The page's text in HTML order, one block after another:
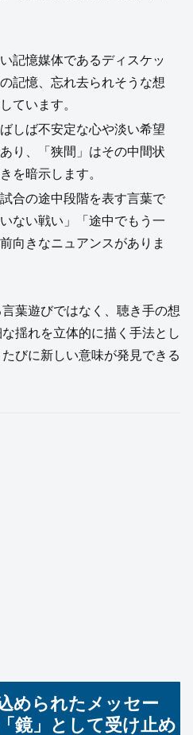
記憶媒体であるディスケッ
記憶、忘れ去られそうな想
ています。
しば不安定な心や淡い希望
り、「狭間」はその中間状
を暗示します。
合の途中段階を表す言葉で
ない戦い」「途中でもう一
向きなニュアンスがありま
葉遊びではなく、聴き手の想
揺れを立体的に描く手法とし
びに新しい意味が発見できる
められたメッセー
鏡」として受け止め